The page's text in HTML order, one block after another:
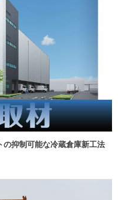
の抑制可能な冷蔵倉庫新工法